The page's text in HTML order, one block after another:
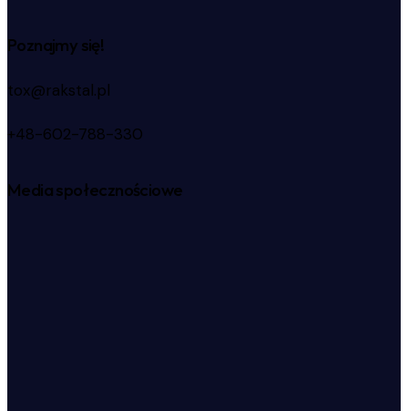
Poznajmy się!
tox@rakstal.pl
+48-602-788-330
Media społecznościowe